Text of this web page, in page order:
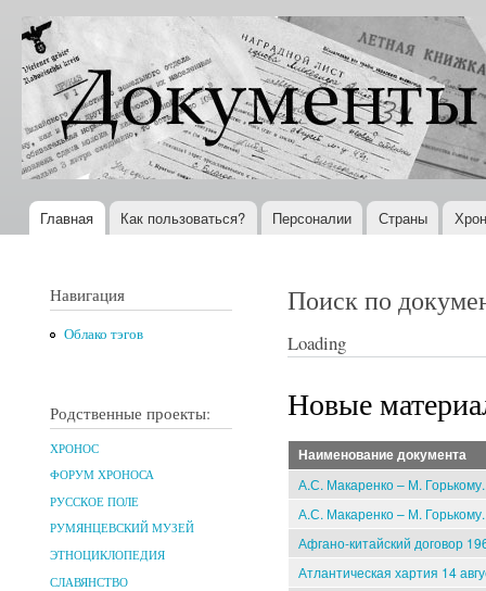
Документы
XX века
Всемирная
история в
Интернете
Главное меню
Главная Как пользоваться? Персоналии Страны
Навигация
Облако тэгов
Родственные проекты:
ХРОНОС
ФОРУМ ХРОНОСА
РУССКОЕ ПОЛЕ
РУМЯНЦЕВСКИЙ МУЗЕЙ
ЭТНОЦИКЛОПЕДИЯ
СЛАВЯНСТВО
Поиск по
Loading
Новые
Наименование документа
А.С. Макаренко – М.
А.С. Макаренко – М.
Афгано-китайский договор
Атлантическая хартия 14